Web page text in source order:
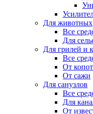
Для животных
Все
Для
Для грилей и
Все
От
От сажи
Для санузлов
Все
Для
От